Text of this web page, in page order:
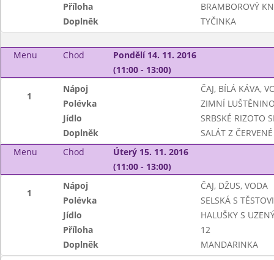
Příloha
BRAMBOROVÝ
Doplněk
TYČINKA
Menu Chod
Pondělí 14. 11. 2016
(11:00 - 13:00)
1
Nápoj
ČAJ, BÍLÁ KÁVA,
Polévka
ZIMNÍ
Jídlo
SRBSKÉ RIZOTO
Doplněk
SALÁT Z
Menu
Chod
Úterý 15. 11. 2016
(11:00 - 13:00)
1
Nápoj
ČAJ, DŽUS, VODA
Polévka
SELSKÁ S
Jídlo
HALUŠKY S
Příloha
12
Doplněk
MANDARINKA